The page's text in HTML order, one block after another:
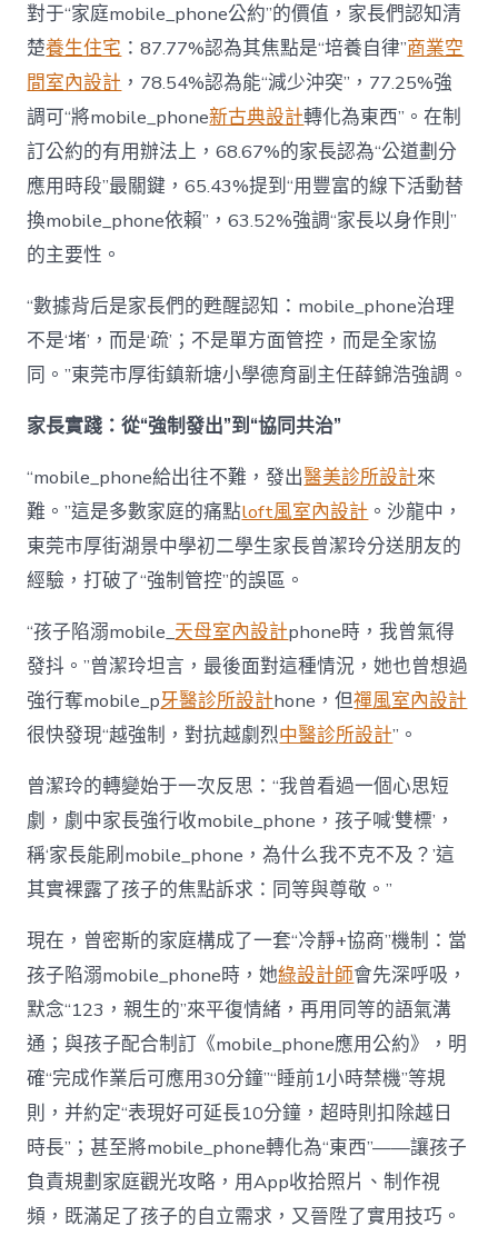
對于“家庭mobile_phone公約”的價值，家長們認知清
楚養生住宅 ：87.77%認為其焦點是“培養自律”商業空
間室內設計 ，78.54%認為能“減少沖突”，77.25%強
調可“將mobile_phone新古典設計轉化為東西”。在制
訂公約的有用辦法上，68.67%的家長認為“公道劃分
應用時段”最關鍵，65.43%提到“用豐富的線下活動替
換mobile_phone依賴”，63.52%強調“家長以身作則”
的主要性。
“數據背后是家長們的甦醒認知：mobile_phone治理
不是‘堵’，而是‘疏’；不是單方面管控，而是全家協
同。”東莞市厚街鎮新塘小學德育副主任薛錦浩強調。
家長實踐：從“強制發出”到“協同共治”
“mobile_phone給出往不難，發出醫美診所設計來
難。”這是多數家庭的痛點loft風室內設計 。沙龍中，
東莞市厚街湖景中學初二學生家長曾潔玲分送朋友的
經驗，打破了“強制管控”的誤區。
“孩子陷溺mobile_天母室內設計phone時，我曾氣得
發抖。”曾潔玲坦言，最後面對這種情況，她也曾想過
強行奪mobile_p牙醫診所設計hone，但禪風室內設計
很快發現“越強制，對抗越劇烈中醫診所設計”。
曾潔玲的轉變始于一次反思：“我曾看過一個心思短
劇，劇中家長強行收mobile_phone，孩子喊‘雙標’，
稱‘家長能刷mobile_phone，為什么我不克不及？’這
其實裸露了孩子的焦點訴求：同等與尊敬。”
現在，曾密斯的家庭構成了一套“冷靜+協商”機制：當
孩子陷溺mobile_phone時，她綠設計師會先深呼吸，
默念“123，親生的”來平復情緒，再用同等的語氣溝
通；與孩子配合制訂《mobile_phone應用公約》，明
確“完成作業后可應用30分鐘”“睡前1小時禁機”等規
則，并約定“表現好可延長10分鐘，超時則扣除越日
時長”；甚至將mobile_phone轉化為“東西”——讓孩子
負責規劃家庭觀光攻略，用App收拾照片、制作視
頻，既滿足了孩子的自立需求，又晉陞了實用技巧。